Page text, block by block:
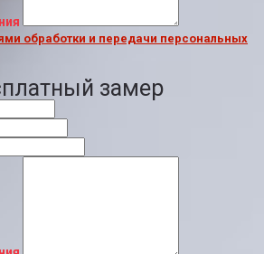
обработки и передачи персональных
замер